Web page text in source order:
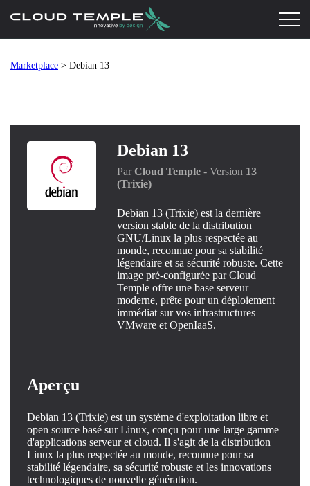
Marketplace > Debian 13
Debian 13
Par Cloud Temple - Version 13
(Trixie)
Debian 13 (Trixie) est la dernière
version stable de la distribution
GNU/Linux la plus respectée au
monde, reconnue pour sa stabilité
légendaire et sa sécurité robuste. Cette
image pré-configurée par Cloud
Temple offre une base serveur
moderne, prête pour un déploiement
immédiat sur vos infrastructures
VMware et OpenIaaS.
Aperçu
Debian 13 (Trixie) est un système d'exploitation libre et
open source basé sur Linux, conçu pour une large gamme
d'applications serveur et cloud. Il s'agit de la distribution
Linux la plus respectée au monde, reconnue pour sa
stabilité légendaire, sa sécurité robuste et les innovations
technologiques de nouvelle génération.